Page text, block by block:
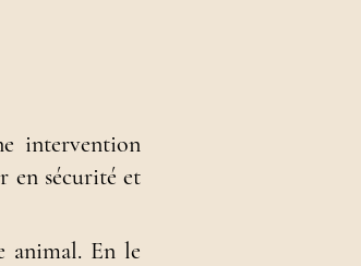
intervention
en sécurité et
animal. En le